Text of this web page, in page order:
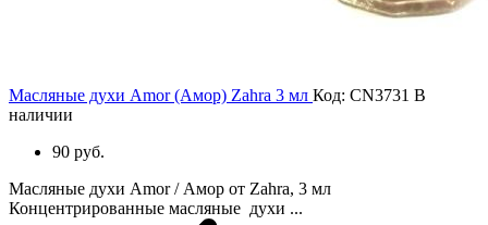
Масляные духи Amor (Амор) Zahra 3 мл Код: CN3731 В
наличии
90 руб.
Масляные духи Amor / Амор от Zahra, 3 мл
Концентрированные масляные духи ...